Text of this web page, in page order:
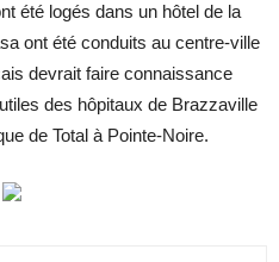
été logés dans un hôtel de la
ont été conduits au centre-ville
devrait faire connaissance
des hôpitaux de Brazzaville
de Total à Pointe-Noire.